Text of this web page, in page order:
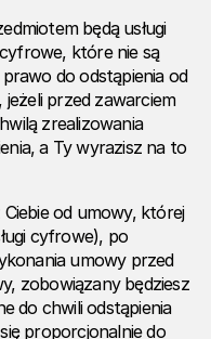
będą usługi
które nie są
do odstąpienia od
jeżeli przed zawarciem
zrealizowania
a Ty wyrazisz na to
od umowy, której
cyfrowe), po
umowy przed
zobowiązany będziesz
do chwili odstąpienia
proporcjonalnie do